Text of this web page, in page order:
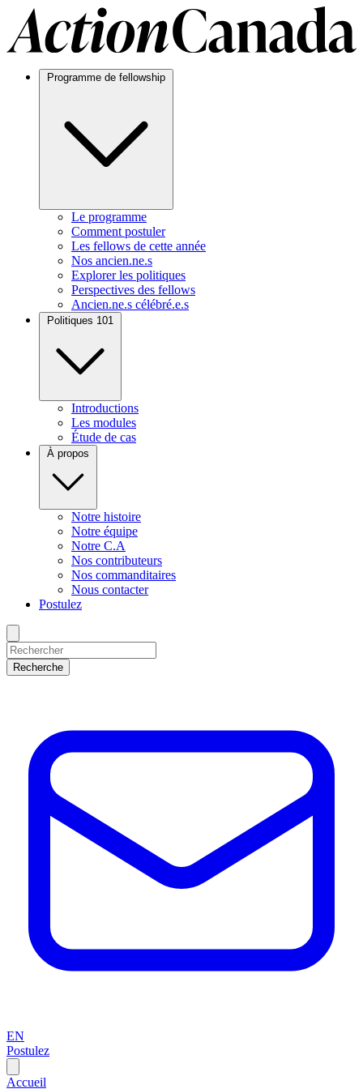
Le programme
Comment postuler
Les fellows de cette année
Nos ancien.ne.s
Explorer les politiques
Perspectives des fellows
Ancien.ne.s célébré.e.s
Introductions
Les modules
Étude de cas
Notre histoire
Notre équipe
Notre C.A
Nos contributeurs
Nos commanditaires
Nous contacter
Postulez
Recherche
EN
Postulez
Accueil